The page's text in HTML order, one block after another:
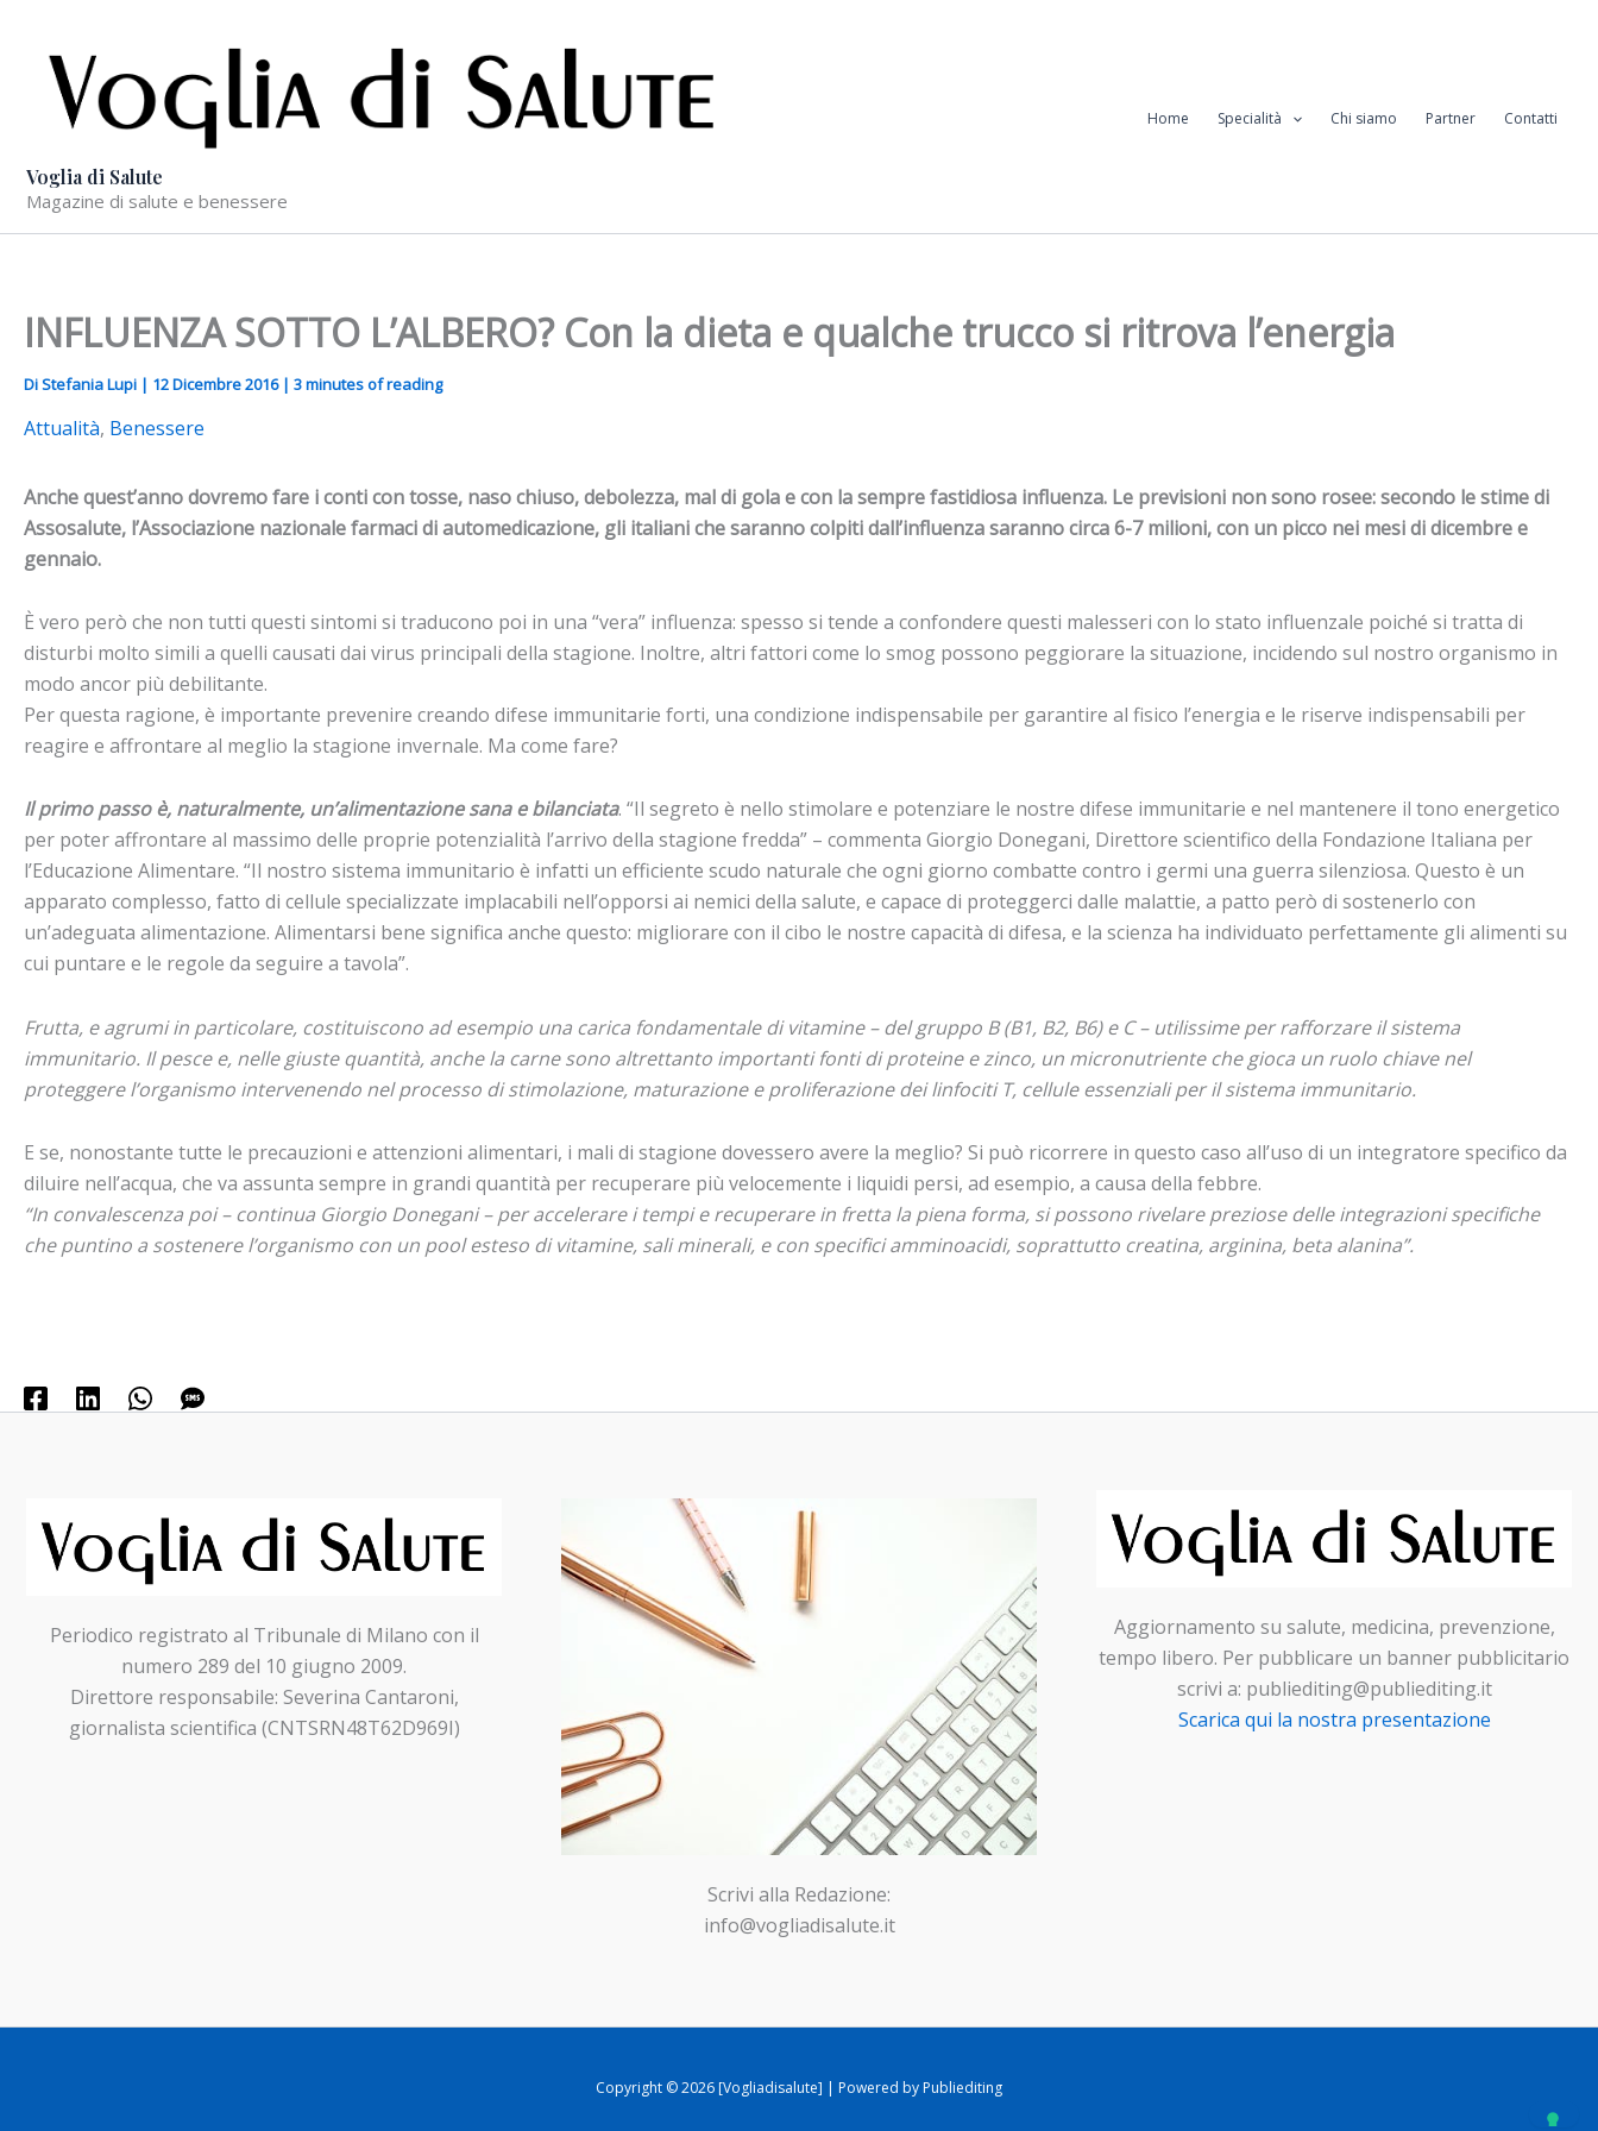
contenuto
Voglia di Salute
Magazine di salute e benessere
Home Specialità Chi siamo Partner Contatti
INFLUENZA SOTTO L’ALBERO? Con la dieta e qualche trucco si ritrova l’energia
DiStefania Lupi | 12 Dicembre 2016 | 3 minutes of reading
Attualità, Benessere
Anche quest’anno dovremo fare i conti con tosse, naso chiuso, debolezza, mal di gola e con la sempre fastidiosa influenza. Le previsioni non sono rosee: secondo le stime di
Assosalute, l’Associazione nazionale farmaci di automedicazione, gli italiani che saranno colpiti dall’influenza saranno circa 6-7 milioni, con un picco nei mesi di dicembre e
gennaio.
È vero però che non tutti questi sintomi si traducono poi in una “vera” influenza: spesso si tende a confondere questi malesseri con lo stato influenzale poiché si tratta di
disturbi molto simili a quelli causati dai virus principali della stagione. Inoltre, altri fattori come lo smog possono peggiorare la situazione, incidendo sul nostro organismo in
modo ancor più debilitante.
Per questa ragione, è importante prevenire creando difese immunitarie forti, una condizione indispensabile per garantire al fisico l’energia e le riserve indispensabili per
reagire e affrontare al meglio la stagione invernale. Ma come fare?
Il primo passo è, naturalmente, un’alimentazione sana e bilanciata. “Il segreto è nello stimolare e potenziare le nostre difese immunitarie e nel mantenere il tono energetico
per poter affrontare al massimo delle proprie potenzialità l’arrivo della stagione fredda” – commenta Giorgio Donegani, Direttore scientifico della Fondazione Italiana per
l’Educazione Alimentare. “Il nostro sistema immunitario è infatti un efficiente scudo naturale che ogni giorno combatte contro i germi una guerra silenziosa. Questo è un
apparato complesso, fatto di cellule specializzate implacabili nell’opporsi ai nemici della salute, e capace di proteggerci dalle malattie, a patto però di sostenerlo con
un’adeguata alimentazione. Alimentarsi bene significa anche questo: migliorare con il cibo le nostre capacità di difesa, e la scienza ha individuato perfettamente gli alimenti su
cui puntare e le regole da seguire a tavola”.
Frutta, e agrumi in particolare, costituiscono ad esempio una carica fondamentale di vitamine – del gruppo B (B1, B2, B6) e C – utilissime per rafforzare il sistema
immunitario. Il pesce e, nelle giuste quantità, anche la carne sono altrettanto importanti fonti di proteine e zinco, un micronutriente che gioca un ruolo chiave nel
proteggere l’organismo intervenendo nel processo di stimolazione, maturazione e proliferazione dei linfociti T, cellule essenziali per il sistema immunitario.
E se, nonostante tutte le precauzioni e attenzioni alimentari, i mali di stagione dovessero avere la meglio? Si può ricorrere in questo caso all’uso di un integratore specifico da
diluire nell’acqua, che va assunta sempre in grandi quantità per recuperare più velocemente i liquidi persi, ad esempio, a causa della febbre.
“In convalescenza poi – continua Giorgio Donegani – per accelerare i tempi e recuperare in fretta la piena forma, si possono rivelare preziose delle integrazioni specifiche
che puntino a sostenere l’organismo con un pool esteso di vitamine, sali minerali, e con specifici amminoacidi, soprattutto creatina, arginina, beta alanina”.
Periodico registrato al Tribunale di Milano con il
numero 289 del 10 giugno 2009.
Direttore responsabile: Severina Cantaroni,
giornalista scientifica (CNTSRN48T62D969I)
Scrivi alla Redazione:
info@vogliadisalute.it
Aggiornamento su salute, medicina, prevenzione,
tempo libero. Per pubblicare un banner pubblicitario
scrivi a: publiediting@publiediting.it
Scarica qui la nostra presentazione
Copyright © 2026 [Vogliadisalute] | Powered by Publiediting